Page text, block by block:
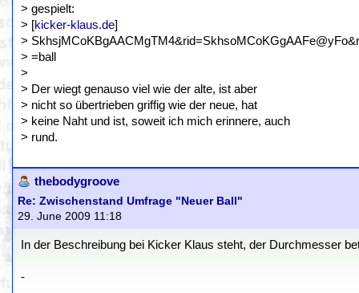
> gespielt:
> [kicker-klaus.de]
>
> =ball
>
> Der wiegt genauso viel wie der alte, ist aber
> nicht so übertrieben griffig wie der neue, hat
> keine Naht und ist, soweit ich mich erinnere, auch
> rund.
thebodygroove
Re: Zwischenstand Umfrage "Neuer Ball"
29. June 2009 11:18
In der Beschreibung bei Kicker Klaus steht, der Durchmesser
-